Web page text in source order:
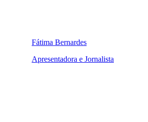
Fátima Bernardes
Apresentadora e Jornalista